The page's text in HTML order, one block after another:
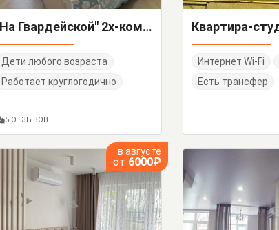
"На Гвардейской" 2х-комнатная квартира
Дети любого возраста
Работает круглогодично
5 ОТЗЫВОВ
Интернет Wi-Fi
Есть трансфер
в августе
от 6000₽